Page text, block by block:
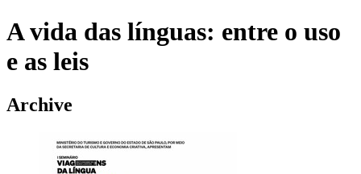
A vida das línguas: entre o uso
e as leis
Archive